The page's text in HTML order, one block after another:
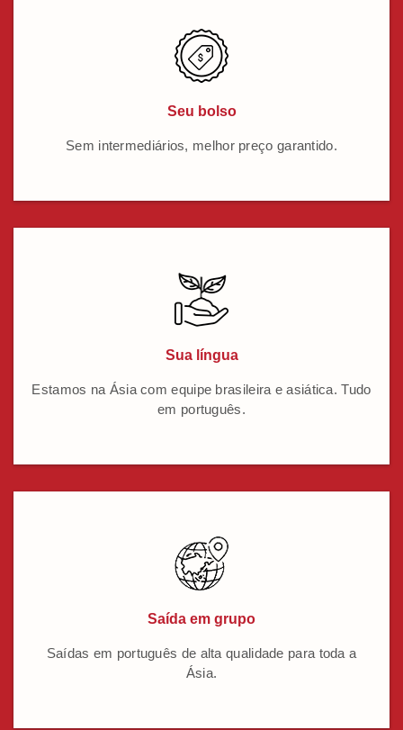
Seu bolso
Sem intermediários, melhor preço garantido.
Sua língua
Estamos na Ásia com equipe brasileira e asiática. Tudo
em português.
Saída em grupo
Saídas em português de alta qualidade para toda a
Ásia.